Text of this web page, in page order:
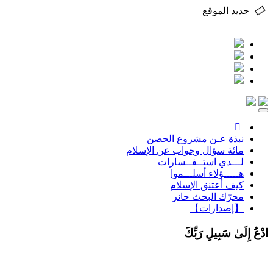
جديد الموقع
Toggle
navigation
نبذة عـن مشروع الحصن
مائة سؤال وجواب عن الإسلام
لـــدي استــفــسارات
هـــــؤلاء أسلـــموا
كيف أعتنق الإسلام
محرّك البحث حائر
【إصدارات】
ادْعُ إِلَىٰ سَبِيلِ رَبِّكَ